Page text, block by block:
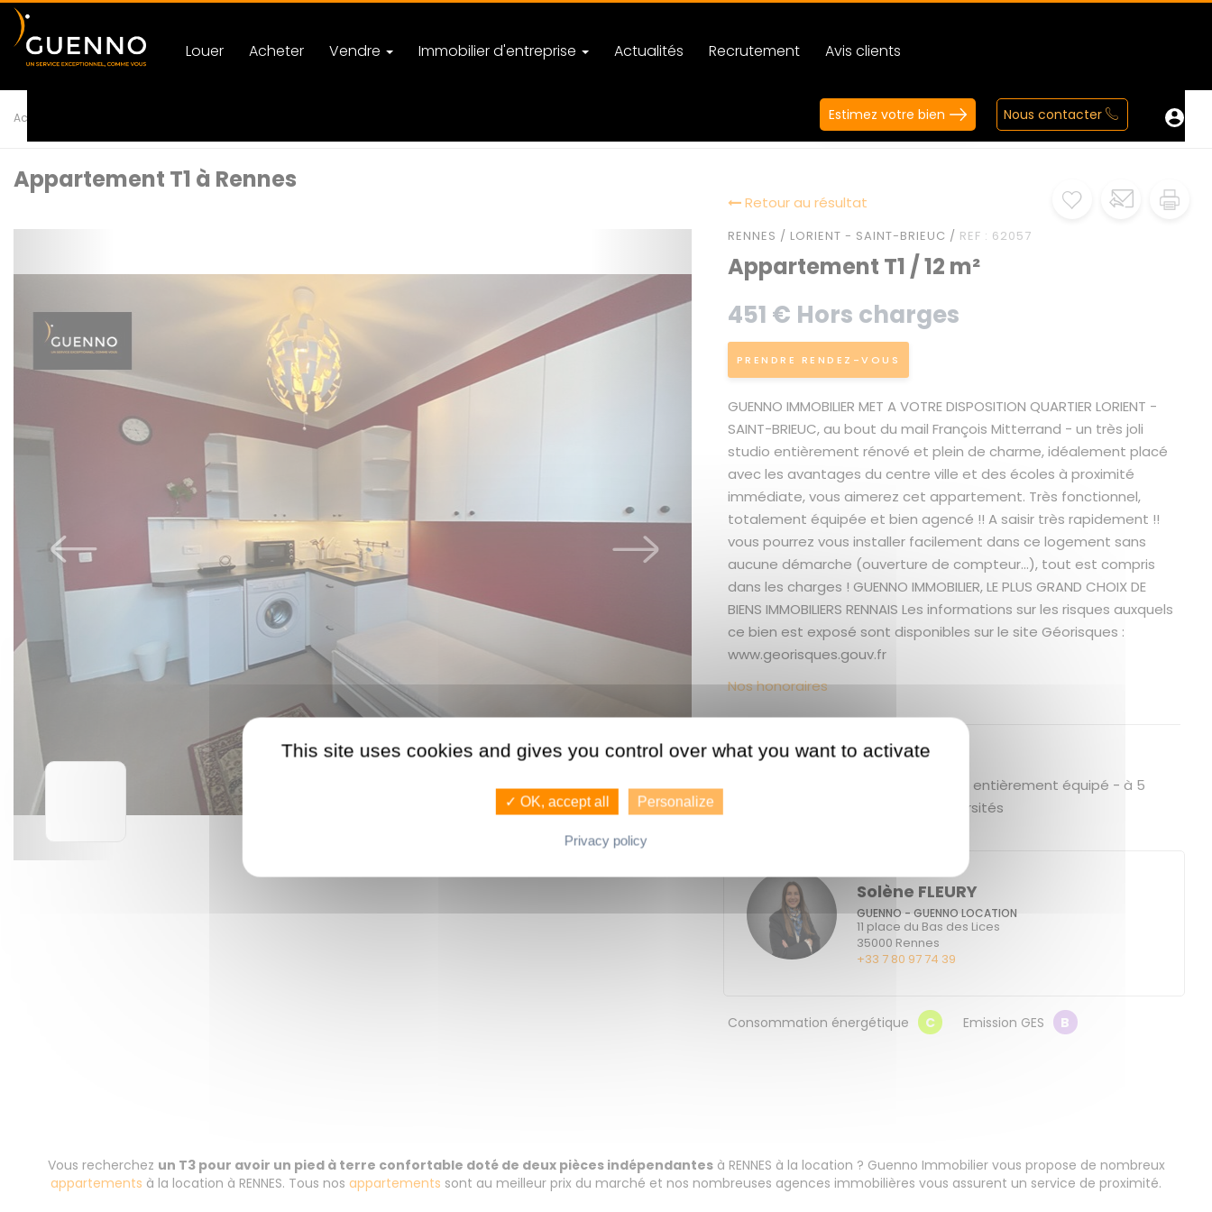
Louer Acheter Vendre Immobilier d'entreprise Actualités Recrutement Avis clients
Estimez votre bien Nous contacter
Accueil
Appartement T1 à Rennes
Retour au résultat
LA CARTE
RENNES / LORIENT - SAINT-BRIEUC / REF : 62057
Appartement T1 / 12 m²
451 € Hors charges
PRENDRE RENDEZ-VOUS
GUENNO IMMOBILIER MET A VOTRE DISPOSITION QUARTIER LORIENT -
SAINT-BRIEUC, au bout du mail François Mitterrand - un très joli
studio entièrement rénové et plein de charme, idéalement placé
avec les avantages du centre ville et des écoles à proximité
immédiate, vous aimerez cet appartement. Très fonctionnel,
totalement équipée et bien agencé !! A saisir très rapidement !!
vous pourrez vous installer facilement dans ce logement sans
aucune démarche (ouverture de compteur...), tout est compris
dans les charges ! GUENNO IMMOBILIER, LE PLUS GRAND CHOIX DE
BIENS IMMOBILIERS RENNAIS Les informations sur les risques auxquels
ce bien est exposé sont disponibles sur le site Géorisques :
www.georisques.gouv.fr
Nos honoraires
Les + du bien
Entièrement rénové - belle qualité - entièrement équipé - à 5
minutes du centre ville et des universités
Solène FLEURY
GUENNO - GUENNO LOCATION
11 place du Bas des Lices
35000 Rennes
+33 7 80 97 74 39
Consommation énergétique C Emission GES B
Vous recherchez un T3 pour avoir un pied à terre confortable doté de deux pièces indépendantesà RENNES à la location ? Guenno Immobilier vous propose de nombreux
appartements à la location à RENNES. Tous nos appartements sont au meilleur prix du marché et nos nombreuses agences immobilières vous assurent un service de proximité.
This site uses cookies and gives you control over what you want to activate
✓ OK, accept all Personalize
Privacy policy